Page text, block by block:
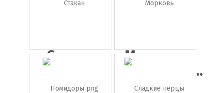
Стакан
томатного
...
Морковь
(морковка...